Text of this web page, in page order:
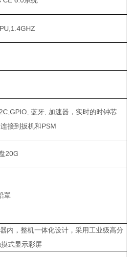
蓝牙, 加速器，实时的时钟芯
接到扳机和PSM
20G
罩
内，整机一体化设计，采用工业级高分
式显示彩屏